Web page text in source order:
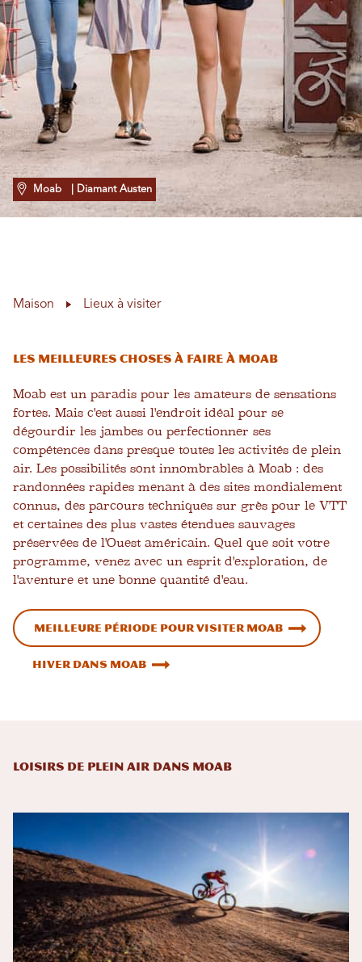
Moab | Diamant Austen
Maison Lieux à visiter
Les meilleures choses à faire à Moab
Moab est un paradis pour les amateurs de sensations
fortes. Mais c'est aussi l'endroit idéal pour se
dégourdir les jambes ou perfectionner ses
compétences dans presque toutes les activités de plein
air. Les possibilités sont innombrables à Moab : des
randonnées rapides menant à des sites mondialement
connus, des parcours techniques sur grès pour le VTT
et certaines des plus vastes étendues sauvages
préservées de l'Ouest américain. Quel que soit votre
programme, venez avec un esprit d'exploration, de
l'aventure et une bonne quantité d'eau.
Meilleure période pour visiter Moab
Hiver dans Moab
Loisirs de plein air dans Moab